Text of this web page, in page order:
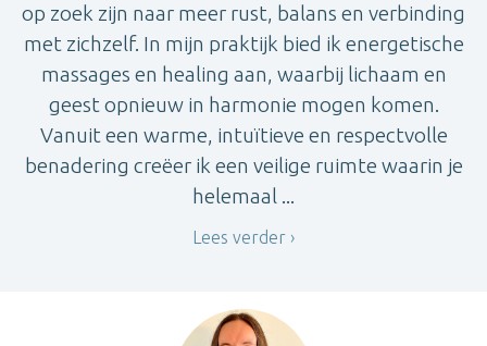
op zoek zijn naar meer rust, balans en verbinding
met zichzelf. In mijn praktijk bied ik energetische
massages en healing aan, waarbij lichaam en
geest opnieuw in harmonie mogen komen.
Vanuit een warme, intuïtieve en respectvolle
benadering creëer ik een veilige ruimte waarin je
helemaal ...
Lees verder